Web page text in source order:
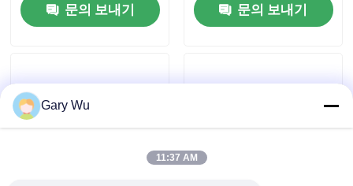
저희와 연락
사건
문의 보내기
문의 보내기
Gary Wu
11:37 AM